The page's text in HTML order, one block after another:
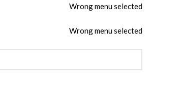
Wrong menu selected
Wrong menu selected